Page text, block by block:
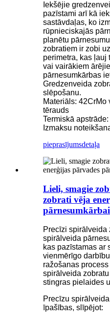
Iekšējie
pazīstami arī kā
sastāvdaļas, ko
rūpnieciskajās
planētu
zobratiem ir zobi
perimetra, kas ļauj
vai vairākiem
pārnesumkārbas
Gredzenveida
slēpošanu.
Materiāls:
tērauds
Termiskā
Izmaksu
pieprasījumsdetaļa
Lieli, smagie
zobrati vēja
pārnesumkārbai
Precīzi spirālveida
spirālveida
kas pazīstamas ar
vienmērīgo
ražošanas
spirālveida
stingras pielaides
Precīzu
īpašības, slīpējot: